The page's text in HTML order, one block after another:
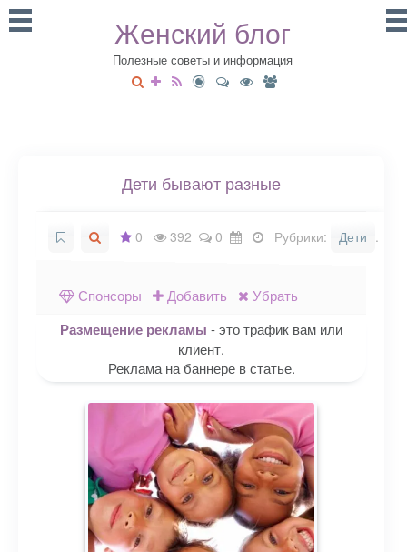
Женский блог
Полезные советы и информация
Дети бывают разные
0 392 0 Рубрики: Дети .
Спонсоры Добавить Убрать
Размещение рекламы - это трафик вам или
клиент.
Реклама на баннере в статье.